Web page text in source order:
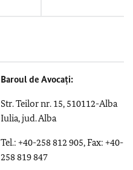
Baroul de Avocați:
Str. Teilor nr. 15, 510112-Alba
Iulia, jud. Alba
Tel.: +40-258 812 905, Fax: +40-
258 819 847